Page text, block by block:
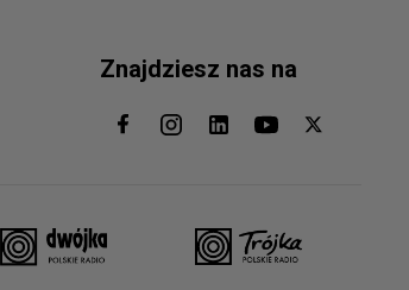
Znajdziesz nas na